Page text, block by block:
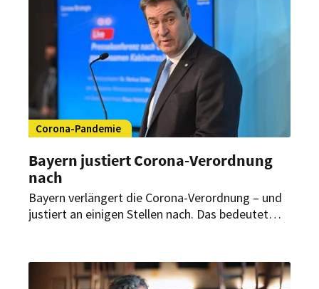
Corona-Pandemie
Bayern justiert Corona-Verordnung
nach
Bayern verlängert die Corona-Verordnung – und
justiert an einigen Stellen nach. Das bedeutet
Gastronomie an Silvester.